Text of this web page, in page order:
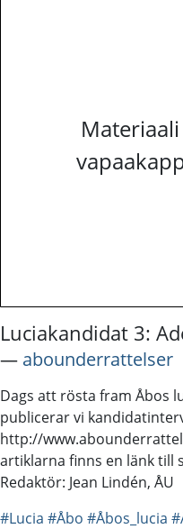
Luciakandidat 3:
― abounderrattelser
Dags att rösta fram Åbos
publicerar vi
http://
artiklarna finns en länk till
Redaktör: Jean Lindén, ÅU
#Lucia #Åbo #Åbos_lucia